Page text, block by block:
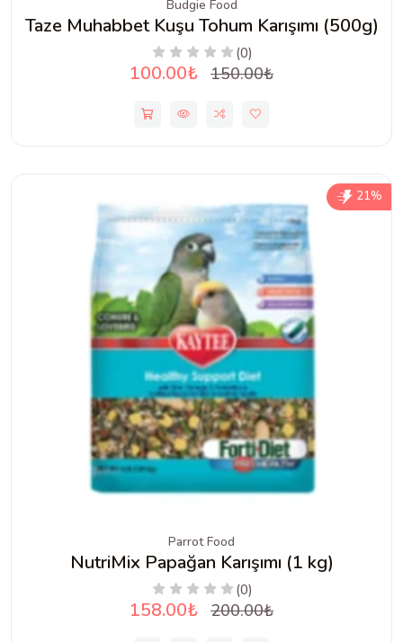
Budgie Food
Taze Muhabbet Kuşu Tohum Karışımı (500g)
(0)
100.00₺ 150.00₺
Parrot Food
NutriMix Papağan Karışımı (1 kg)
(0)
158.00₺ 200.00₺
21%